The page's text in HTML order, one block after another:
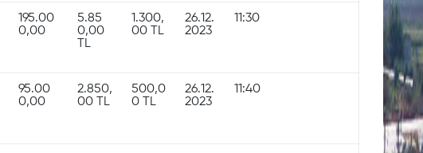
195.00
0,00
5.85
0,00
TL
1.300,
00 TL
26.12.
2023
11:30
95.00
0,00
2.850,
00 TL
500,0
0 TL
26.12.
2023
11:40